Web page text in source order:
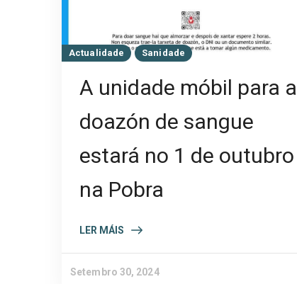
Actualidade Sanidade
A unidade móbil para a
doazón de sangue
estará no 1 de outubro
na Pobra
LER MÁIS
Setembro 30, 2024